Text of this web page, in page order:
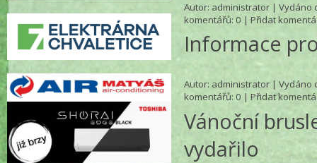
Autor: administrator| Vydáno
komentářů: 0 | Přidat
Informace
Autor: administrator| Vydáno
komentářů: 0 | Přidat
Vánoční
vydařilo